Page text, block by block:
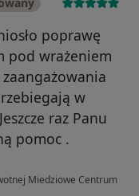
poprawę
pod wrażeniem
w
raz Panu
pomoc .
Miedziowe Centrum